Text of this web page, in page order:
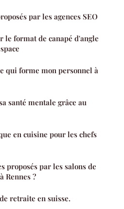
par les agences SEO
le format de canapé d'angle
qui forme mon personnel à
santé mentale grâce au
en cuisine pour les chefs
proposés par les salons de
Rennes ?
retraite en suisse.